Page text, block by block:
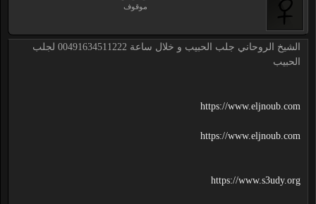
موقوف
الشيخ الروحاني جلب الحبيب و خلال ساعة 00491634511222 لجلب
الحبيب
https://www.eljnoub.com
https://www.eljnoub.com
https://www.s3udy.org